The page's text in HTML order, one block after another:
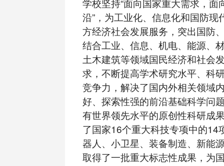
学校坚持“面向国家重大需求，面
沿”，为工业化、信息化和国防现
方经济社会发展服务，突出国防
结合工业、信息、机电、能源、
土木建筑等领域国民经济和社会
求，不断提高学术研究水平、科
竞争力，解决了国内外相关领域
好、探索性强的前沿基础科学问
有世界领先水平的原创性科研成
了国家16个重大科技专项中的14
器人、小卫星、装备制造、新能
取得了一批重大标志性成果，为